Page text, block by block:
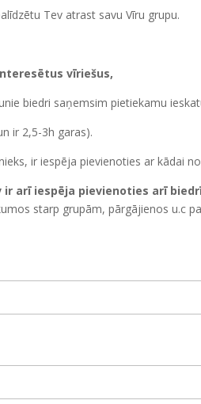
Tev atrast savu Vīru grupu.
vīriešus,
biedri saņemsim pietiekamu
ir 2,5-3h garas).
ir iespēja pievienoties ar kādai
arī iespēja pievienoties arī
starp grupām, pārgājienos u.c